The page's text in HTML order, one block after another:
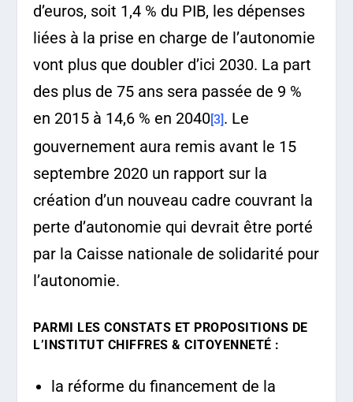
d’euros, soit 1,4 % du PIB, les dépenses
liées à la prise en charge de l’autonomie
vont plus que doubler d’ici 2030. La part
des plus de 75 ans sera passée de 9 %
en 2015 à 14,6 % en 2040[3]. Le
gouvernement aura remis avant le 15
septembre 2020 un rapport sur la
création d’un nouveau cadre couvrant la
perte d’autonomie qui devrait être porté
par la Caisse nationale de solidarité pour
l’autonomie.
PARMI LES CONSTATS ET PROPOSITIONS DE
L’INSTITUT CHIFFRES & CITOYENNETÉ :
la réforme du financement de la